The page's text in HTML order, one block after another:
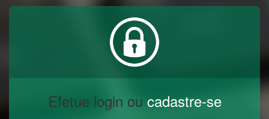
Efetue login ou cadastre-se